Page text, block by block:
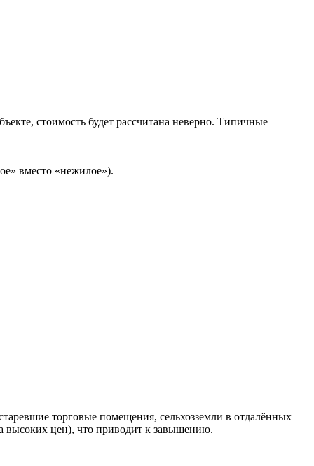
стоимость будет рассчитана неверно. Типичные
вместо «нежилое»).
торговые помещения, сельхозземли в отдалённых
высоких цен), что приводит к завышению.